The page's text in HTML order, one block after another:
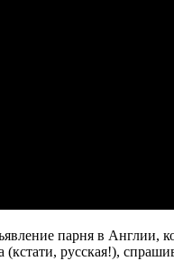
парня в Англии,
русская!),